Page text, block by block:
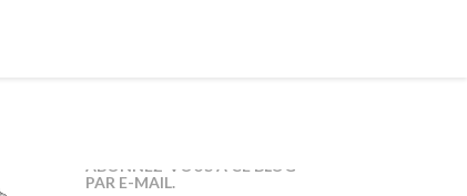
ABONNEZ-VOUS À CE BLOG
PAR E-MAIL.